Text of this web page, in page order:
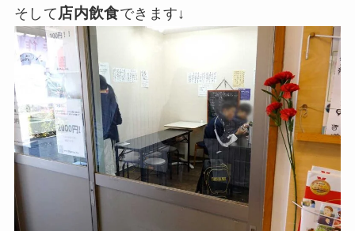
そして 店内飲食できます↓